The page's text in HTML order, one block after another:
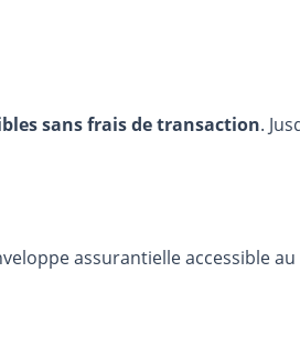
sans frais de transaction.
assurantielle accessible